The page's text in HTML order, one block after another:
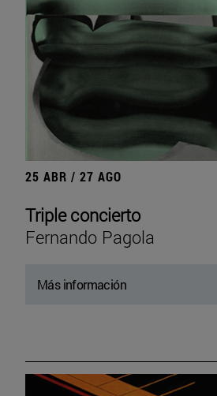
25 ABR / 27 AGO
Triple concierto
Fernando Pagola
Más información